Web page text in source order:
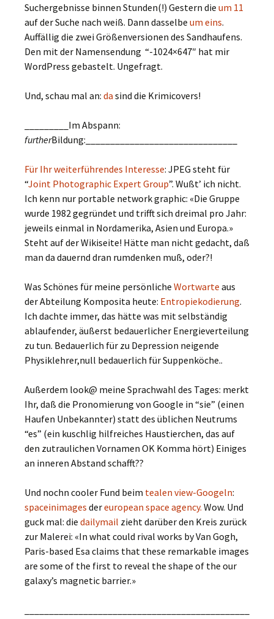
Suchergebnisse binnen Stunden(!) Gestern die um 11
auf der Suche nach weiß. Dann dasselbe um eins.
Auffällig die zwei Größenversionen des Sandhaufens.
Den mit der Namensendung “-1024×647″ hat mir
WordPress gebastelt. Ungefragt.
Und, schau mal an: da sind die Krimicovers!
_________Im Abspann:
furtherBildung:_______________________________
Für Ihr weiterführendes Interesse: JPEG steht für
“Joint Photographic Expert Group”. Wußt’ ich nicht.
Ich kenn nur portable network graphic: «Die Gruppe
wurde 1982 gegründet und trifft sich dreimal pro Jahr:
jeweils einmal in Nordamerika, Asien und Europa.»
Steht auf der Wikiseite! Hätte man nicht gedacht, daß
man da dauernd dran rumdenken muß, oder?!
Was Schönes für meine persönliche Wortwarte aus
der Abteilung Komposita heute: Entropiekodierung.
Ich dachte immer, das hätte was mit selbständig
ablaufender, äußerst bedauerlicher Energieverteilung
zu tun. Bedauerlich für zu Depression neigende
Physiklehrer,null bedauerlich für Suppenköche..
Außerdem look@ meine Sprachwahl des Tages: merkt
Ihr, daß die Pronomierung von Google in “sie” (einen
Haufen Unbekannter) statt des üblichen Neutrums
“es” (ein kuschlig hilfreiches Haustierchen, das auf
den zutraulichen Vornamen OK Komma hört) Einiges
an inneren Abstand schafft??
Und nochn cooler Fund beim tealen view-Googeln:
spaceinimages dereuropean space agency. Wow. Und
guck mal: die dailymail zieht darüber den Kreis zurück
zur Malerei: «In what could rival works by Van Gogh,
Paris-based Esa claims that these remarkable images
are some of the first to reveal the shape of the our
galaxy’s magnetic barrier.»